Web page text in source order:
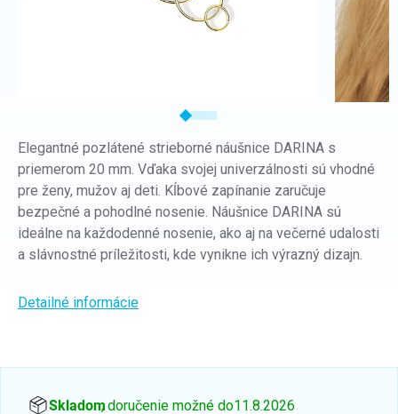
Elegantné pozlátené strieborné náušnice DARINA s
priemerom 20 mm. Vďaka svojej univerzálnosti sú vhodné
pre ženy, mužov aj deti. Kĺbové zapínanie zaručuje
bezpečné a pohodlné nosenie. Náušnice DARINA sú
ideálne na každodenné nosenie, ako aj na večerné udalosti
a slávnostné príležitosti, kde vynikne ich výrazný dizajn.
Detailné informácie
Skladom, doručenie možné do11.8.2026